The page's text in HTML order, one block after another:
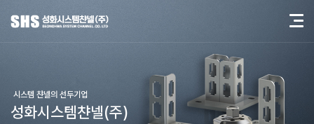
시스템 챤넬의 선두기업
성화시스템챤넬(주)